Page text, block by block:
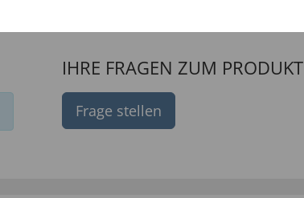
IHRE FRAGEN ZUM PRODUKT
Frage stellen